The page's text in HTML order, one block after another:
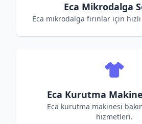
Eca Mikrodalga
Eca mikrodalga fırınlar için
Eca Kurutma
Eca kurutma makinesi
hizmetleri.